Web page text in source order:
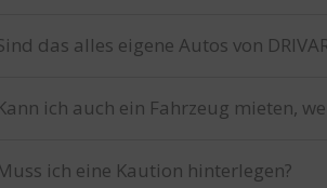
das alles eigene Autos von
ich auch ein Fahrzeug mieten,
ich eine Kaution hinterlegen?